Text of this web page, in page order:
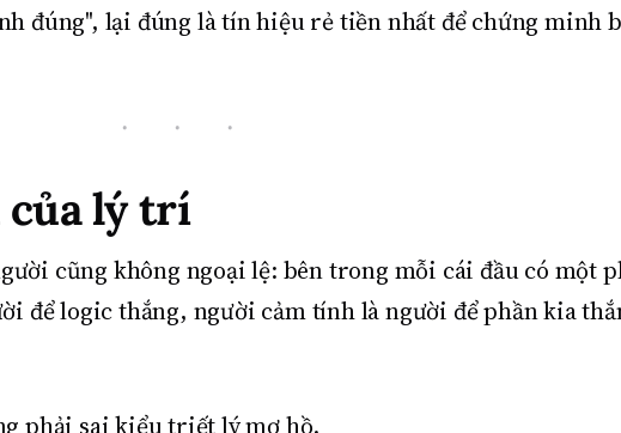
đúng", lại đúng là tín hiệu rẻ tiền nhất để chứng minh
của lý trí
cũng không ngoại lệ: bên trong mỗi cái đầu có một
để logic thắng, người cảm tính là người để phần kia